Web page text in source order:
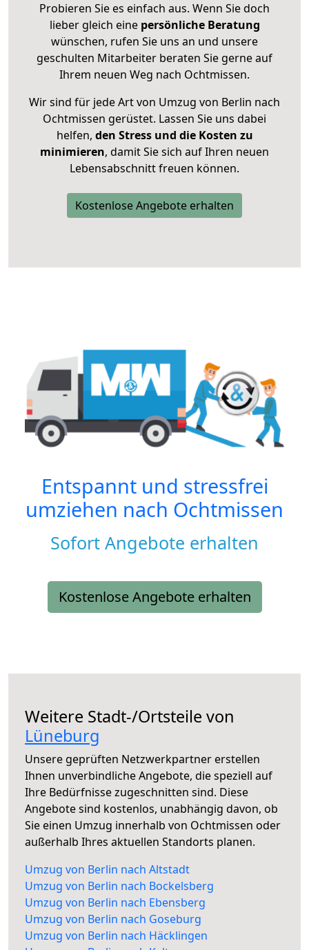
Probieren Sie es einfach aus. Wenn Sie doch
lieber gleich eine persönliche Beratung
wünschen, rufen Sie uns an und unsere
geschulten Mitarbeiter beraten Sie gerne auf
Ihrem neuen Weg nach Ochtmissen.
Wir sind für jede Art von Umzug von Berlin nach
Ochtmissen gerüstet. Lassen Sie uns dabei
helfen, den Stress und die Kosten zu
minimieren, damit Sie sich auf Ihren neuen
Lebensabschnitt freuen können.
Kostenlose Angebote erhalten
Entspannt und stressfrei
umziehen nach Ochtmissen
Sofort Angebote erhalten
Kostenlose Angebote erhalten
Weitere Stadt-/Ortsteile von
Lüneburg
Unsere geprüften Netzwerkpartner erstellen
Ihnen unverbindliche Angebote, die speziell auf
Ihre Bedürfnisse zugeschnitten sind. Diese
Angebote sind kostenlos, unabhängig davon, ob
Sie einen Umzug innerhalb von Ochtmissen oder
außerhalb Ihres aktuellen Standorts planen.
Umzug von Berlin nach Altstadt
Umzug von Berlin nach Bockelsberg
Umzug von Berlin nach Ebensberg
Umzug von Berlin nach Goseburg
Umzug von Berlin nach Häcklingen